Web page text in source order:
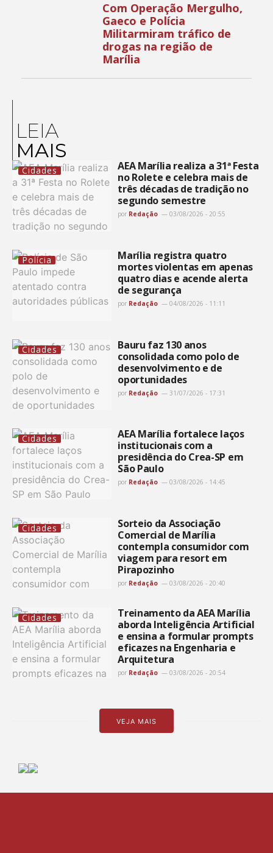
Com Operação Mergulho,
Gaeco e Polícia
Militarmiram tráfico de
drogas na região de
Marília
LEIA
MAIS
Cidades
AEA Marília realiza a 31ª Festa
no Rolete e celebra mais de
três décadas de tradição no
segundo semestre
por Redação 03/08/2026 - 20:55
Polícia
Marília registra quatro
mortes violentas em apenas
quatro dias e acende alerta
de segurança
por Redação 04/08/2026 - 11:11
Cidades
Bauru faz 130 anos
consolidada como polo de
desenvolvimento e de
oportunidades
por Redação 31/07/2026 - 17:31
Cidades
AEA Marília fortalece laços
institucionais com a
presidência do Crea-SP em
São Paulo
por Redação 03/08/2026 - 14:45
Cidades
Sorteio da Associação
Comercial de Marília
contempla consumidor com
viagem para resort em
Pirapozinho
por Redação 03/08/2026 - 20:40
Cidades
Treinamento da AEA Marília
aborda Inteligência Artificial
e ensina a formular prompts
eficazes na Engenharia e
Arquitetura
por Redação 03/08/2026 - 20:54
VEJA MAIS